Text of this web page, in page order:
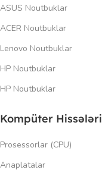
ASUS Noutbuklar
ACER Noutbuklar
Lenovo Noutbuklar
HP Noutbuklar
HP Noutbuklar
Kompüter Hissələri
Prosessorlar (CPU)
Anaplatalar